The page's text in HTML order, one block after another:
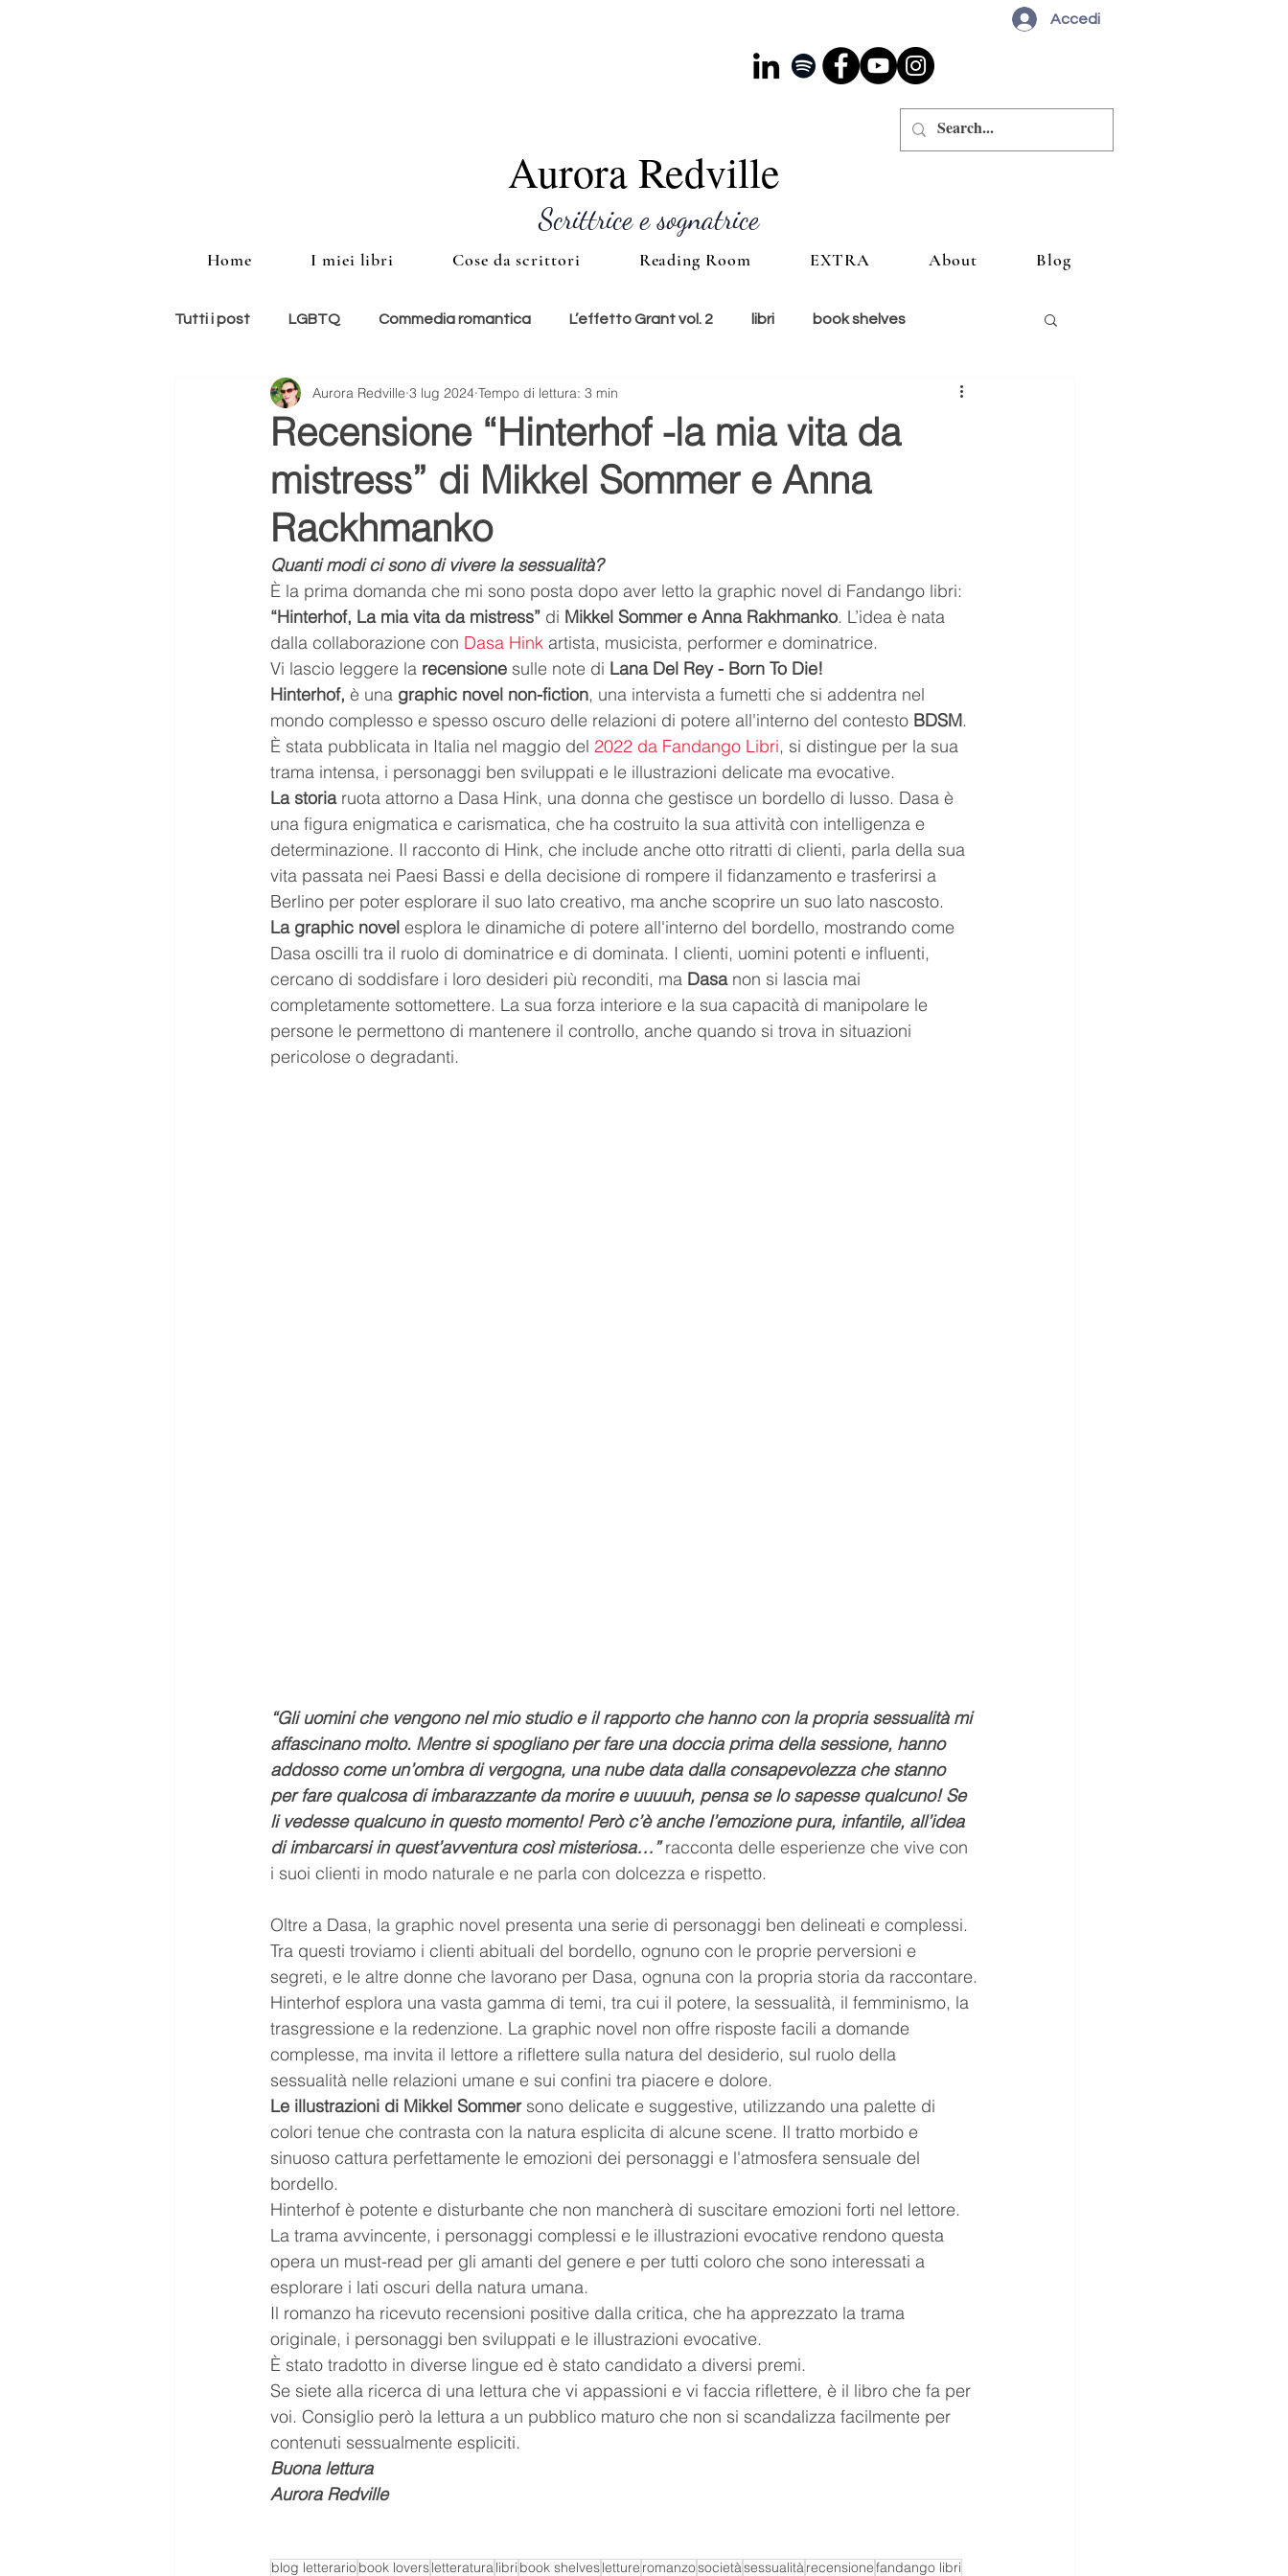
Accedi
Aurora Redville
Scrittrice e sognatrice
Home I miei libri Cose da scrittori Reading Room EXTRA About Blog
Tutti i post LGBTQ Commedia romantica L’effetto Grant vol. 2 libri book shelves
storie americane memoire lunedì copertina
Aurora ASMR Youtube Youtuber relax suoni della natura sussurri
Letteratura Libro scandalo Romance Romanzo
Recensione “Hinterhof -la mia vita da
mistress” di Mikkel Sommer e Anna
Rackhmanko
Aurora Redville 3 lug 2024 Tempo di lettura: 3 min
Quanti modi ci sono di vivere la sessualità?
È la prima domanda che mi sono posta dopo aver letto la graphic novel di Fandango libri:
“Hinterhof, La mia vita da mistress” di Mikkel Sommer e Anna Rakhmanko. L’idea è nata
dalla collaborazione con Dasa Hink artista, musicista, performer e dominatrice.
Vi lascio leggere la recensione sulle note di Lana Del Rey - Born To Die!
Hinterhof, è una graphic novel non-fiction, una intervista a fumetti che si addentra nel
mondo complesso e spesso oscuro delle relazioni di potere all'interno del contesto BDSM.
È stata pubblicata in Italia nel maggio del 2022 da Fandango Libri, si distingue per la sua
trama intensa, i personaggi ben sviluppati e le illustrazioni delicate ma evocative.
La storia ruota attorno a Dasa Hink, una donna che gestisce un bordello di lusso. Dasa è
una figura enigmatica e carismatica, che ha costruito la sua attività con intelligenza e
determinazione. Il racconto di Hink, che include anche otto ritratti di clienti, parla della sua
vita passata nei Paesi Bassi e della decisione di rompere il fidanzamento e trasferirsi a
Berlino per poter esplorare il suo lato creativo, ma anche scoprire un suo lato nascosto.
La graphic novel esplora le dinamiche di potere all'interno del bordello, mostrando come
Dasa oscilli tra il ruolo di dominatrice e di dominata. I clienti, uomini potenti e influenti,
cercano di soddisfare i loro desideri più reconditi, ma Dasa non si lascia mai
completamente sottomettere. La sua forza interiore e la sua capacità di manipolare le
persone le permettono di mantenere il controllo, anche quando si trova in situazioni
pericolose o degradanti.
“Gli uomini che vengono nel mio studio e il rapporto che hanno con la propria sessualità mi
affascinano molto. Mentre si spogliano per fare una doccia prima della sessione, hanno
addosso come un’ombra di vergogna, una nube data dalla consapevolezza che stanno
per fare qualcosa di imbarazzante da morire e uuuuuh, pensa se lo sapesse qualcuno! Se
li vedesse qualcuno in questo momento! Però c’è anche l’emozione pura, infantile, all’idea
di imbarcarsi in quest’avventura così misteriosa…” racconta delle esperienze che vive con
i suoi clienti in modo naturale e ne parla con dolcezza e rispetto.
Oltre a Dasa, la graphic novel presenta una serie di personaggi ben delineati e complessi.
Tra questi troviamo i clienti abituali del bordello, ognuno con le proprie perversioni e
segreti, e le altre donne che lavorano per Dasa, ognuna con la propria storia da raccontare.
Hinterhof esplora una vasta gamma di temi, tra cui il potere, la sessualità, il femminismo, la
trasgressione e la redenzione. La graphic novel non offre risposte facili a domande
complesse, ma invita il lettore a riflettere sulla natura del desiderio, sul ruolo della
sessualità nelle relazioni umane e sui confini tra piacere e dolore.
Le illustrazioni di Mikkel Sommer sono delicate e suggestive, utilizzando una palette di
colori tenue che contrasta con la natura esplicita di alcune scene. Il tratto morbido e
sinuoso cattura perfettamente le emozioni dei personaggi e l'atmosfera sensuale del
bordello.
Hinterhof è potente e disturbante che non mancherà di suscitare emozioni forti nel lettore.
La trama avvincente, i personaggi complessi e le illustrazioni evocative rendono questa
opera un must-read per gli amanti del genere e per tutti coloro che sono interessati a
esplorare i lati oscuri della natura umana.
Il romanzo ha ricevuto recensioni positive dalla critica, che ha apprezzato la trama
originale, i personaggi ben sviluppati e le illustrazioni evocative.
È stato tradotto in diverse lingue ed è stato candidato a diversi premi.
Se siete alla ricerca di una lettura che vi appassioni e vi faccia riflettere, è il libro che fa per
voi. Consiglio però la lettura a un pubblico maturo che non si scandalizza facilmente per
contenuti sessualmente espliciti.
Buona lettura
Aurora Redville
blog letterariobook loversletteraturalibri book shelvesletture romanzosocietàsessualitàrecensionefandango libri